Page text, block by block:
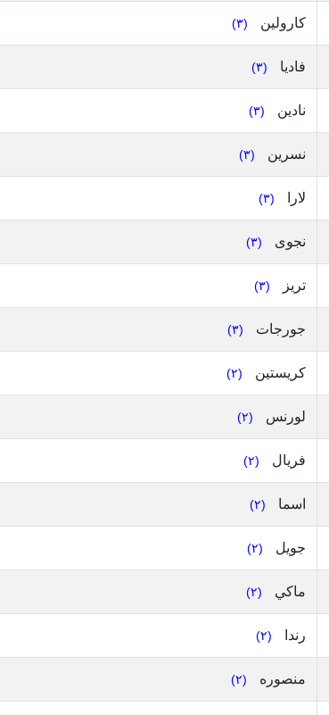
كارولين (٣)
فاديا (٣)
نادين (٣)
نسرين (٣)
لارا (٣)
نجوى (٣)
تريز (٣)
جورجات (٣)
كريستين (٢)
لورنس (٢)
فريال (٢)
اسما (٢)
جويل (٢)
ماكي (٢)
رندا (٢)
منصوره (٢)